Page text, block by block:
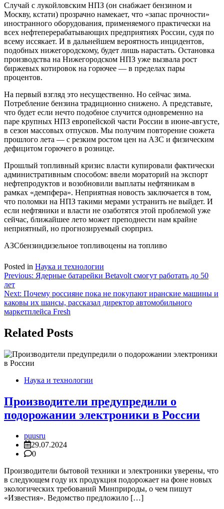
Случай с лукойловским НПЗ (он снабжает бензином и
Москву, кстати) прозрачно намекает, что «запас прочности»
иностранного оборудования, применяемого практически на
всех нефтеперерабатывающих предприятиях России, судя по
всему иссякает. И в дальнейшем вероятность инцидентов,
подобных нижегородскому, будет лишь нарастать. Остановка
производства на Нижегородском НПЗ уже вызвала рост
биржевых котировок на горючее — в пределах пары
процентов.
На первый взгляд это несущественно. Но сейчас зима.
Потребление бензина традиционно снижено. А представьте,
что будет если нечто подобное случится одновременно на
паре крупных НПЗ европейской части России в июне-августе,
в сезон массовых отпусков. Мы получим повторение сюжета
прошлого лета — с резким ростом цен на АЗС и физическим
дефицитом горючего в рознице.
Прошлый топливный кризис власти купировали фактически
административным способом: ввели мораторий на экспорт
нефтепродуктов и возобновили выплаты нефтяникам в
рамках «демпфера». Неприятная новость заключается в том,
что поломки на НПЗ такими мерами устранить не выйдет. И
если нефтяники и власти не озаботятся этой проблемой уже
сейчас, ближайшее лето может преподнести нам крайне
неприятный, но прогнозируемый сюрприз.
АЗСбензиндизельное топливоцены на топливо
Posted in Наука и технологии
Навигация
по
записям
Previous: Ядерные батарейки Betavolt смогут работать до 50
лет
Next: Почему россияне пока не покупают иранские машины и
каковы их шансы, рассказал директор автомобильного
маркетплейса Fresh
Related Posts
Наука и технологии
Производители предупредили о
подорожании электроники в России
puusru
29.07.2024
0
Производители бытовой техники и электроники уверены, что
в следующем году их продукция подорожает на фоне новых
экологических требований Минприроды, о чем пишут
«Известия». Ведомство предложило […]